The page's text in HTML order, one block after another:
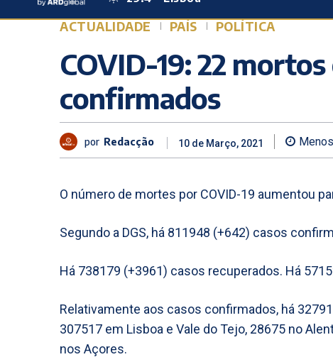
ACTUALIDADE
PAÍS POLÍTICA
COVID-19: 22
confirmados
por Redacção 10 de Março, 2021
O número de mortes por COVID-19 aumentou
Segundo a DGS, há 811948 (+642) casos
Há 738179 (+3961) casos recuperados. Há
Relativamente aos casos confirmados, há
307517 em Lisboa e Vale do Tejo, 28675 no
nos Açores.